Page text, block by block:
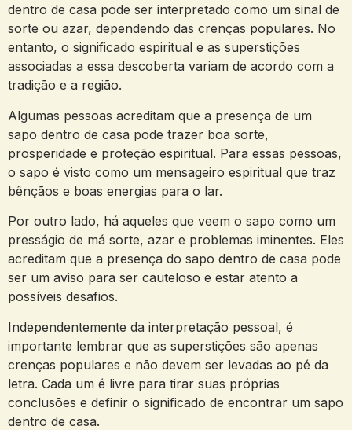
dentro de casa pode⁤ ser interpretado como um sinal de
sorte ou azar, ⁤dependendo das crenças populares. No‍
entanto, o significado espiritual⁣ e as superstições
associadas a essa descoberta variam de acordo com ⁣a
tradição e a região.
Algumas pessoas acreditam que a presença ​de um
sapo dentro de casa pode ‌trazer boa sorte,
prosperidade e proteção espiritual. Para essas pessoas,​
o sapo é visto como um mensageiro espiritual que traz
bênçãos e boas energias para‍ o⁤ lar.
Por outro lado, há⁤ aqueles que veem o sapo como um
⁤presságio de má ⁤sorte, azar e problemas iminentes. Eles
acreditam que a presença do sapo dentro de casa ‍pode
ser um aviso para⁤ ser cauteloso e estar atento a
possíveis desafios.
Independentemente da interpretação pessoal, é
importante lembrar que as superstições são apenas
crenças populares e não devem ser levadas ao pé da
letra. Cada um é livre para tirar suas próprias
conclusões e definir o significado de encontrar um sapo
dentro de casa.